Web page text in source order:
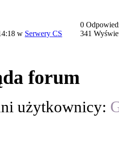
w Serwery CS
0
341
forum
użytkownicy: